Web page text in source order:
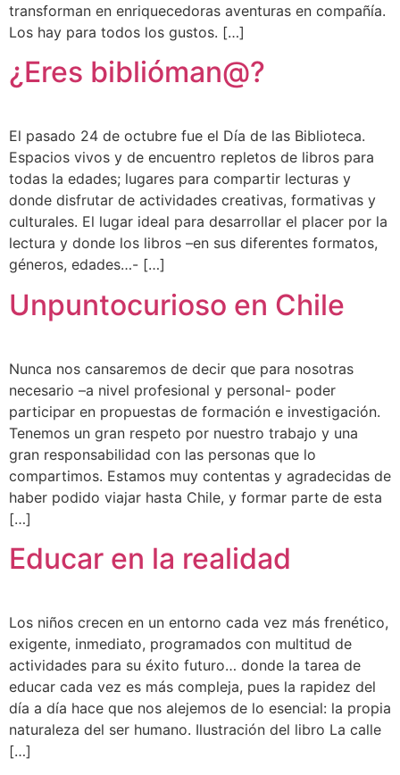
transforman en enriquecedoras aventuras en compañía.
Los hay para todos los gustos. […]
¿Eres biblióman@?
El pasado 24 de octubre fue el Día de las Biblioteca.
Espacios vivos y de encuentro repletos de libros para
todas la edades; lugares para compartir lecturas y
donde disfrutar de actividades creativas, formativas y
culturales. El lugar ideal para desarrollar el placer por la
lectura y donde los libros –en sus diferentes formatos,
géneros, edades…- […]
Unpuntocurioso en Chile
Nunca nos cansaremos de decir que para nosotras
necesario –a nivel profesional y personal- poder
participar en propuestas de formación e investigación.
Tenemos un gran respeto por nuestro trabajo y una
gran responsabilidad con las personas que lo
compartimos. Estamos muy contentas y agradecidas de
haber podido viajar hasta Chile, y formar parte de esta
[…]
Educar en la realidad
Los niños crecen en un entorno cada vez más frenético,
exigente, inmediato, programados con multitud de
actividades para su éxito futuro… donde la tarea de
educar cada vez es más compleja, pues la rapidez del
día a día hace que nos alejemos de lo esencial: la propia
naturaleza del ser humano. Ilustración del libro La calle
[…]